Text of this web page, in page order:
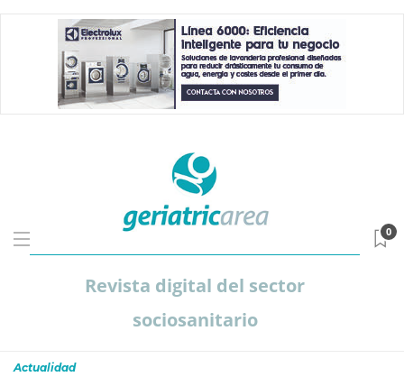
Revista digital del sector
sociosanitario
0
Actualidad